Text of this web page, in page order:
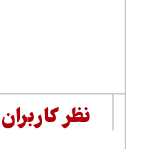
نظر کاربران